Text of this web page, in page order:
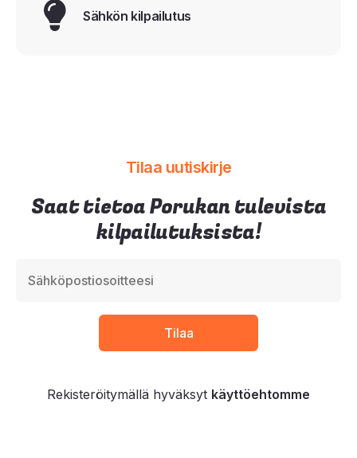
Sähkön kilpailutus
Tilaa uutiskirje
Saat tietoa Porukan tulevista
kilpailutuksista!
Rekisteröitymällä hyväksyt käyttöehtomme